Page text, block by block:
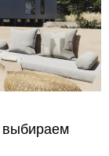
выбираем